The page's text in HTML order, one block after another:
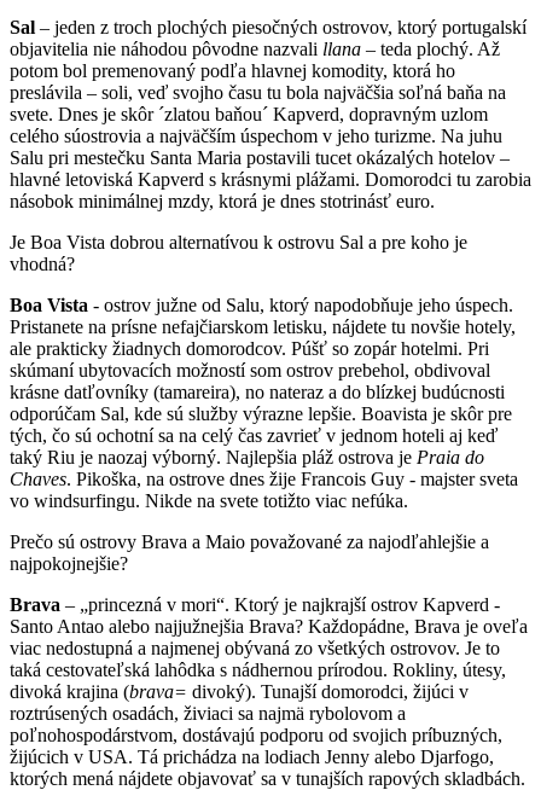
Sal – jeden z troch plochých piesočných ostrovov, ktorý portugalskí
objavitelia nie náhodou pôvodne nazvali llana – teda plochý. Až
potom bol premenovaný podľa hlavnej komodity, ktorá ho
preslávila – soli, veď svojho času tu bola najväčšia soľná baňa na
svete. Dnes je skôr ´zlatou baňou´ Kapverd, dopravným uzlom
celého súostrovia a najväčším úspechom v jeho turizme. Na juhu
Salu pri mestečku Santa Maria postavili tucet okázalých hotelov –
hlavné letoviská Kapverd s krásnymi plážami. Domorodci tu zarobia
násobok minimálnej mzdy, ktorá je dnes stotrinásť euro.
Je Boa Vista dobrou alternatívou k ostrovu Sal a pre koho je
vhodná?
Boa Vista - ostrov južne od Salu, ktorý napodobňuje jeho úspech.
Pristanete na prísne nefajčiarskom letisku, nájdete tu novšie hotely,
ale prakticky žiadnych domorodcov. Púšť so zopár hotelmi. Pri
skúmaní ubytovacích možností som ostrov prebehol, obdivoval
krásne datľovníky (tamareira), no nateraz a do blízkej budúcnosti
odporúčam Sal, kde sú služby výrazne lepšie. Boavista je skôr pre
tých, čo sú ochotnísa na celý čas zavrieť v jednom hoteli aj keď
taký Riu je naozaj výborný. Najlepšia pláž ostrova je Praia do
Chaves. Pikoška, na ostrove dnes žije Francois Guy - majster sveta
vo windsurfingu. Nikde na svete totižto viac nefúka.
Prečo sú ostrovy Brava a Maio považované za najodľahlejšie a
najpokojnejšie?
Brava – „princezná v mori“. Ktorý je najkrajší ostrov Kapverd -
Santo Antao alebo najjužnejšia Brava? Každopádne, Brava je oveľa
viac nedostupná a najmenej obývaná zo všetkých ostrovov. Je to
taká cestovateľská lahôdka s nádhernou prírodou. Rokliny, útesy,
divoká krajina (brava= divoký). Tunajší domorodci, žijúci v
roztrúsených osadách, živiaci sa najmä rybolovom a
poľnohospodárstvom, dostávajú podporu od svojich príbuzných,
žijúcich v USA. Tá prichádza na lodiach Jenny alebo Djarfogo,
ktorých mená nájdete objavovať sa v tunajších rapových skladbách.